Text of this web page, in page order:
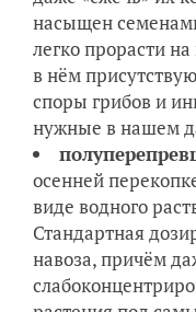
насыщен
легко прорасти
в нём
споры грибов и
нужные в нашем
осенней
виде водного
Стандартная
навоза, причём